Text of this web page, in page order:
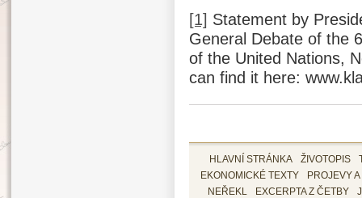
[1] Statement by
General Debate of the
of the United Nations,
can find it here:
HLAVNÍ STRÁNKA ŽIVOTOPIS
EKONOMICKÉ TEXTY
PROJEVY
NEŘEKL
EXCERPTA Z ČETBY